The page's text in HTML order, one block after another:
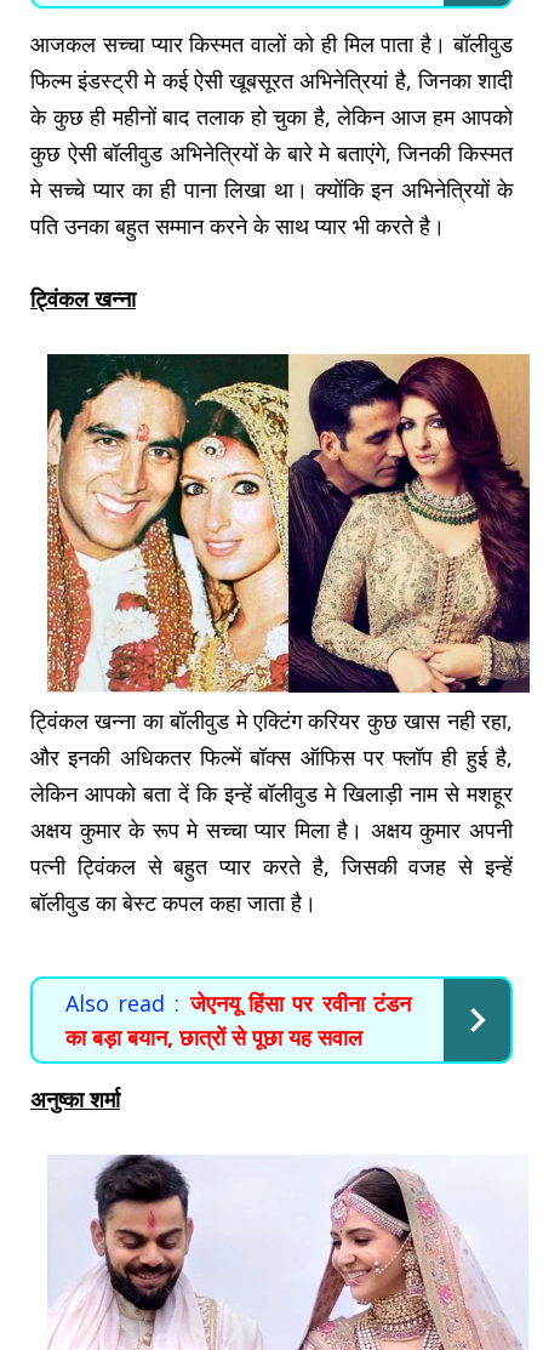
आजकल सच्चा प्यार किस्मत वालों को ही मिल पाता है। बॉलीवुड
फिल्म इंडस्ट्री मे कई ऐसी खूबसूरत अभिनेत्रियां है, जिनका शादी
के कुछ ही महीनों बाद तलाक हो चुका है, लेकिन आज हम आपको
कुछ ऐसी बॉलीवुड अभिनेत्रियों के बारे मे बताएंगे, जिनकी किस्मत
मे सच्चे प्यार का ही पाना लिखा था। क्योंकि इन अभिनेत्रियों के
पति उनका बहुत सम्मान करने के साथ प्यार भी करते है।
ट्विंकल खन्ना
ट्विंकल खन्ना का बॉलीवुड मे एक्टिंग करियर कुछ खास नही रहा,
और इनकी अधिकतर फिल्में बॉक्स ऑफिस पर फ्लॉप ही हुई है,
लेकिन आपको बता दें कि इन्हें बॉलीवुड मे खिलाड़ी नाम से मशहूर
अक्षय कुमार के रूप मे सच्चा प्यार मिला है। अक्षय कुमार अपनी
पत्नी ट्विंकल से बहुत प्यार करते है, जिसकी वजह से इन्हें
बॉलीवुड का बेस्ट कपल कहा जाता है।
Also read : जेएनयू हिंसा पर रवीना टंडन
का बड़ा बयान, छात्रों से पूछा यह सवाल
अनुष्का शर्मा